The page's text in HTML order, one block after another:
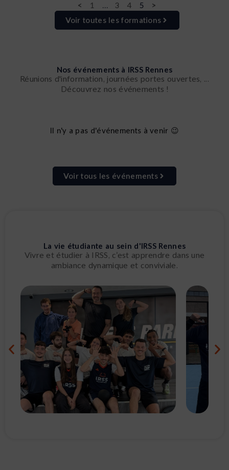
< 1 … 3 4 5
>
Voir toutes les formations
Nos événements à IRSS Rennes
Réunions d'information, journées portes ouvertes, ...
Découvrez nos événements !
Il n'y a pas d'événements à venir 😉
Voir tous les événements
La vie étudiante au sein d'IRSS Rennes
Vivre et étudier à IRSS, c’est apprendre dans une
ambiance dynamique et conviviale.